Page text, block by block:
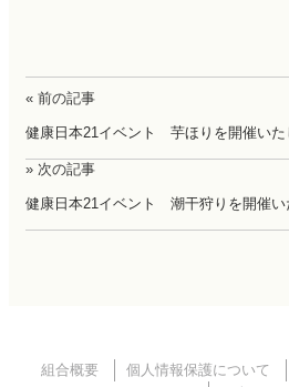
« 前の記事
健康日本21イベント 芋ほりを開催いた
» 次の記事
健康日本21イベント 潮干狩りを開催い
組合概要 個人情報保護について